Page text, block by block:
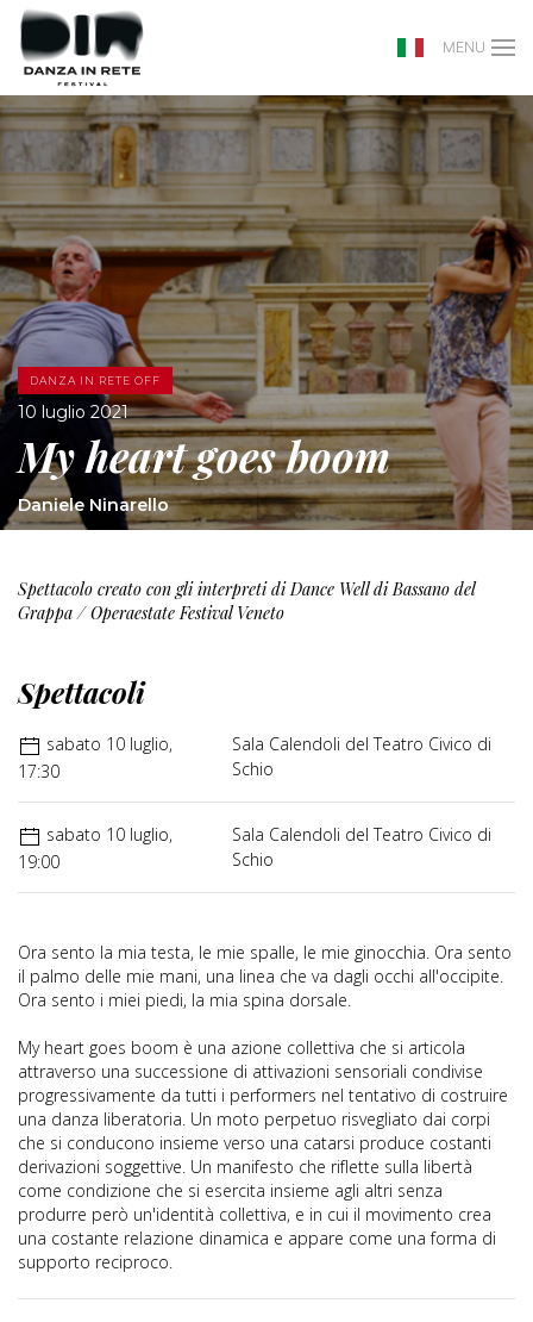
MENU
DANZA IN RETE OFF
10 luglio 2021
My heart goes boom
Daniele Ninarello
Spettacolo creato con gli interpreti di Dance Well di Bassano del
Grappa / Operaestate Festival Veneto
Spettacoli
sabato 10 luglio,
17:30
Sala Calendoli del Teatro Civico di
Schio
sabato 10 luglio,
19:00
Sala Calendoli del Teatro Civico di
Schio
Ora sento la mia testa, le mie spalle, le mie ginocchia. Ora sento
il palmo delle mie mani, una linea che va dagli occhi all'occipite.
Ora sento i miei piedi, la mia spina dorsale.
My heart goes boom è una azione collettiva che si articola
attraverso una successione di attivazioni sensoriali condivise
progressivamente da tutti i performers nel tentativo di costruire
una danza liberatoria. Un moto perpetuo risvegliato dai corpi
che si conducono insieme verso una catarsi produce costanti
derivazioni soggettive. Un manifesto che riflette sulla libertà
come condizione che si esercita insieme agli altri senza
produrre però un'identità collettiva, e in cui il movimento crea
una costante relazione dinamica e appare come una forma di
supporto reciproco.